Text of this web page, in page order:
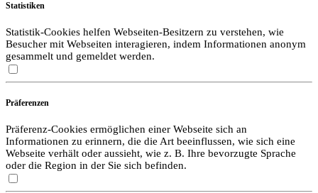
Statistiken
Statistik-Cookies helfen Webseiten-Besitzern zu verstehen, wie
Besucher mit Webseiten interagieren, indem Informationen anonym
gesammelt und gemeldet werden.
Präferenzen
Präferenz-Cookies ermöglichen einer Webseite sich an
Informationen zu erinnern, die die Art beeinflussen, wie sich eine
Webseite verhält oder aussieht, wie z. B. Ihre bevorzugte Sprache
oder die Region in der Sie sich befinden.